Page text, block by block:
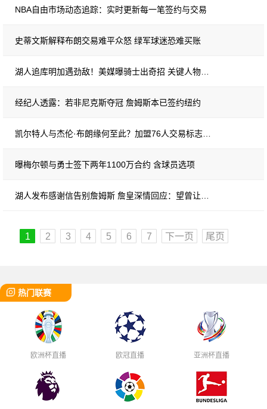
NBA自由市场动态追踪：实时更新每一笔签约与交易
史蒂文斯解释布朗交易难平众怒 绿军球迷恐难买账
经纪人透露：若非尼克斯夺冠 詹姆斯本已签约纽约
曝梅尔顿与勇士签下两年1100万合约 含球员选项
1 2 3 4 5 6 7 下一页 尾页
热门联赛
欧洲杯直播 欧冠直播 亚洲杯直播